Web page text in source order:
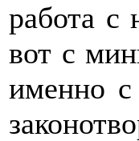
работа с
вот с
именно